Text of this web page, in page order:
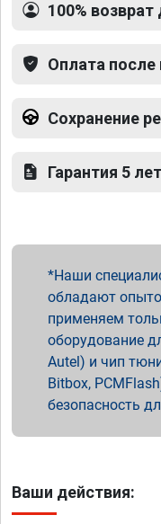
100% возврат
Оплата после
Сохранение
Гарантия 5 лет
Наши
обладают
применяем
оборудование
Autel) и чип
Bitbox,
безопасность
Ваши действия: